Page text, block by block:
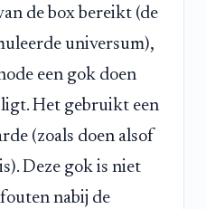
de box bereikt (de
universum),
een gok doen
Het gebruikt een
(zoals doen alsof
Deze gok is niet
nabij de